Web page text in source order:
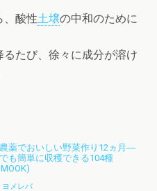
、酸性土壌の中和のために
たび、徐々に成分が溶け
薬でおいしい野菜作り12ヵ月―
も簡単に収穫できる104種
ヨメレバ